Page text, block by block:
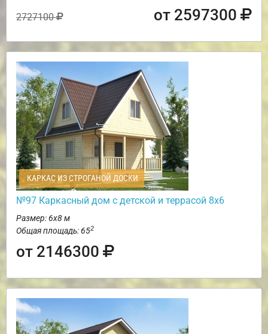
2727100 от 2597300
КАРКАС ИЗ СТРОГАНОЙ ДОСКИ
№97 Каркасный дом с детской и террасой 8х6
Размер: 6х8 м
Общая площадь: 652
от 2146300